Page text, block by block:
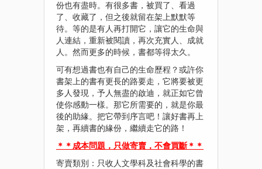
份也有盡時。有很多書，被買了、看過
了、收藏了，但之後就留在架上默默等
待。等的是有人再打開它，讓它的生命與
人連結，重新被閱讀，再次充實人、成就
人。然而更多的時候，書都等得太久。
可有想過書也有自己的生命歷程？或許你
書架上的書有更長的路要走，它將要被更
多人發現，予人無盡的啟迪，就正如它曾
使你感動一樣。那它所需要的，就是你最
後的助緣。把它帶到序言吧！讓好書再上
架，再續書的緣份，繼續走它的路！
＊＊成本問題，只做寄賣，不會買斷＊＊
寄賣類別：只收人文學科及社會科學的書